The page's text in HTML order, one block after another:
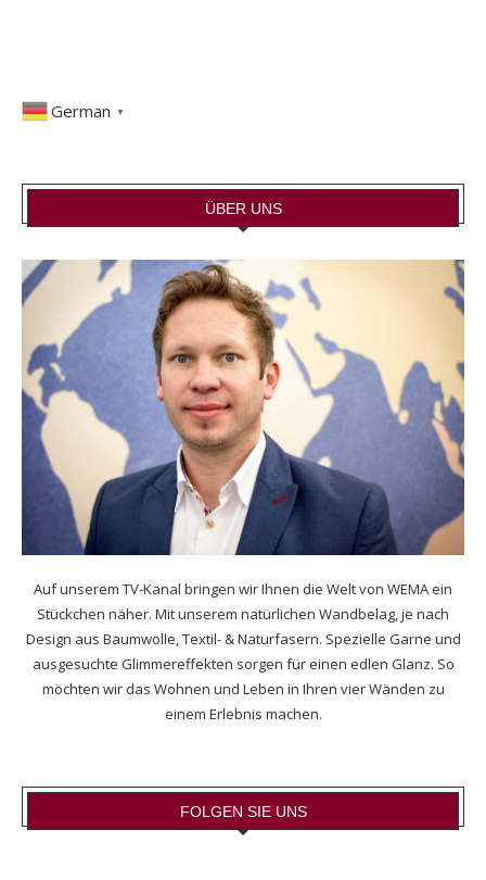
German ▼
ÜBER UNS
Auf unserem TV-Kanal bringen wir Ihnen die Welt von WEMA ein
Stückchen näher. Mit unserem natürlichen Wandbelag, je nach
Design aus Baumwolle, Textil- & Naturfasern. Spezielle Garne und
ausgesuchte Glimmereffekten sorgen für einen edlen Glanz. So
möchten wir das Wohnen und Leben in Ihren vier Wänden zu
einem Erlebnis machen.
FOLGEN SIE UNS